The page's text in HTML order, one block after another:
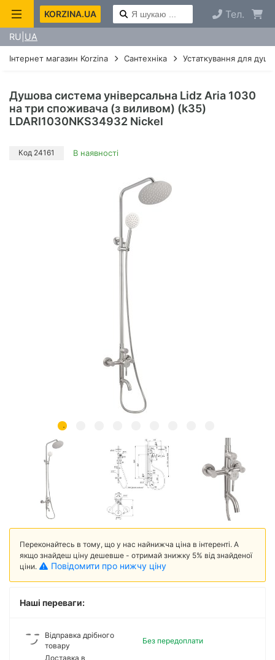
KORZINA.UA Тел.
RU UA
Інтернет магазин Korzina Сантехніка Устаткування для душу
Душова система універсальна Lidz Aria 1030
на три споживача (з виливом) (k35)
LDARI1030NKS34932 Nickel
Код 24161 В наявності
Переконайтесь в тому, що у нас найнижча ціна в інтеренті. А
якщо знайдеш ціну дешевше - отримай знижку 5% від знайденої
ціни.
Повідомити про нижчу ціну
Наші переваги:
Відправка дрібного
товару
Без передоплати
Доставка в